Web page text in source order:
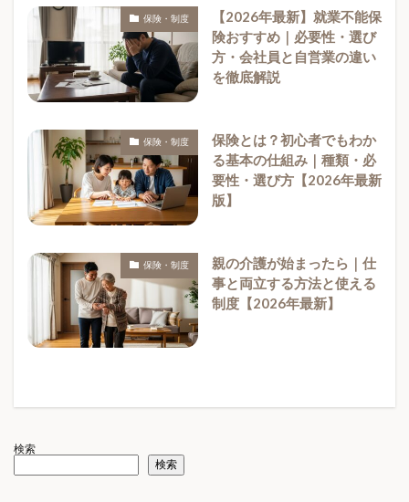
保険・制度
【2026年最新】就業不能保
険おすすめ｜必要性・選び
方・会社員と自営業の違い
を徹底解説
保険・制度
保険とは？初心者でもわか
る基本の仕組み｜種類・必
要性・選び方【2026年最新
版】
保険・制度
親の介護が始まったら｜仕
事と両立する方法と使える
制度【2026年最新】
検索
検索